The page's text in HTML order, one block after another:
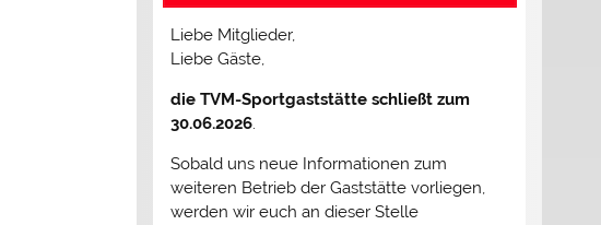
Liebe Mitglieder,
Liebe Gäste,
die TVM-Sportgaststätte schließt zum
30.06.2026.
Sobald uns neue Informationen zum
weiteren Betrieb der Gaststätte vorliegen,
werden wir euch an dieser Stelle